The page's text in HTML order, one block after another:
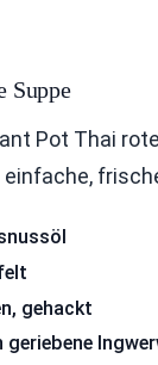
Suppe
Pot Thai
einfache,
gehackt